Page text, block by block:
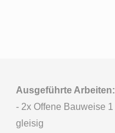
Ausgeführte Arbeiten:
- 2x Offene Bauweise 1
gleisig